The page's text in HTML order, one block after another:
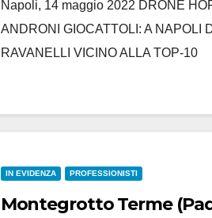
Napoli, 14 maggio 2022 DRONE
ANDRONI GIOCATTOLI: A NAPOLI
RAVANELLI VICINO ALLA TOP-10
IN EVIDENZA PROFESSIONISTI
Montegrotto Terme